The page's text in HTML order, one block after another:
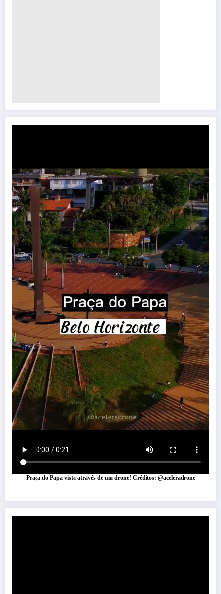
Praça do Papa vista através de um drone! Créditos: @aceleradrone